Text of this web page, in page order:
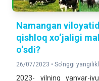
Namangan
qishloq xo‘jaligi
o‘sdi?
26/07/2023 • So'nggi
2023- yilning yanvar-